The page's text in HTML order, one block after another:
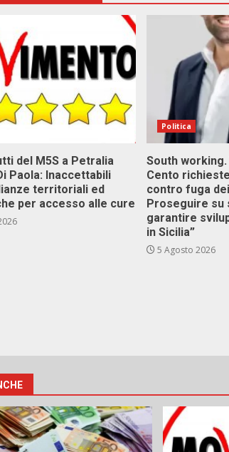
del M5S a Petralia
Paola: Inaccettabili
territoriali ed
per accesso alle cure
Politica
South
Cento
contro fuga
Proseguire su
garantire
in Sicilia”
5 Agosto 2026